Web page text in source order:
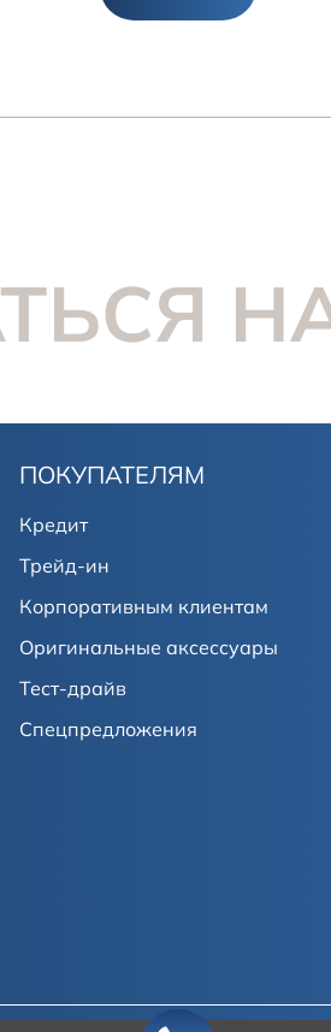
ПОКУПАТЕЛЯМ
Кредит
Трейд-ин
Корпоративным клиентам
Оригинальные аксессуары
Тест-драйв
Спецпредложения